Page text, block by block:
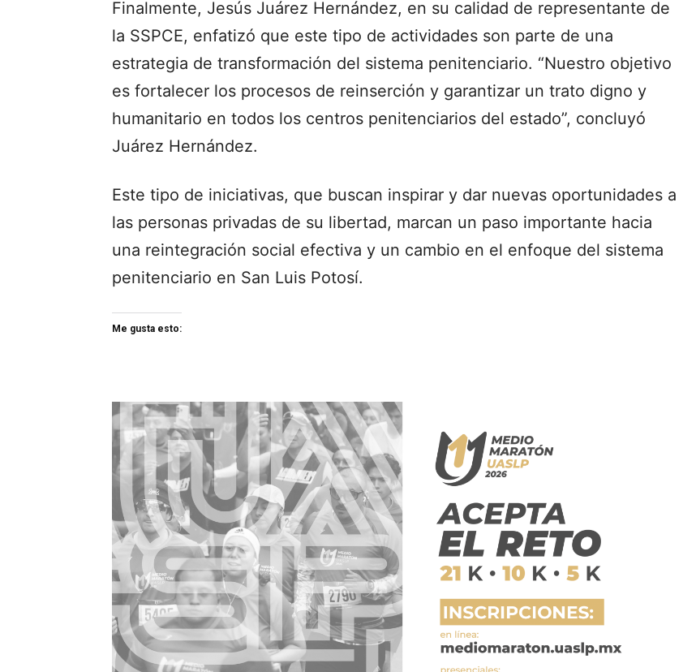
Finalmente, Jesús Juárez Hernández, en su calidad de representante de
la SSPCE, enfatizó que este tipo de actividades son parte de una
estrategia de transformación del sistema penitenciario. “Nuestro objetivo
es fortalecer los procesos de reinserción y garantizar un trato digno y
humanitario en todos los centros penitenciarios del estado”, concluyó
Juárez Hernández.
Este tipo de iniciativas, que buscan inspirar y dar nuevas oportunidades a
las personas privadas de su libertad, marcan un paso importante hacia
una reintegración social efectiva y un cambio en el enfoque del sistema
penitenciario en San Luis Potosí.
Me gusta esto: